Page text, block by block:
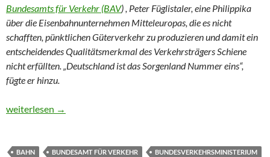
Bundesamts für Verkehr (BAV) , Peter Füglistaler, eine Philippika
über die Eisenbahnunternehmen Mitteleuropas, die es nicht
schafften, pünktlichen Güterverkehr zu produzieren und damit ein
entscheidendes Qualitätsmerkmal des Verkehrsträgers Schiene
nicht erfüllten. „Deutschland ist das Sorgenland Nummer eins“,
fügte er hinzu.
Bisher nützt der Gotthardtunnel nichts
weiterlesen →
BAHN BUNDESAMT FÜR VERKEHR
BUNDESVERKEHRSMINISTERIUM